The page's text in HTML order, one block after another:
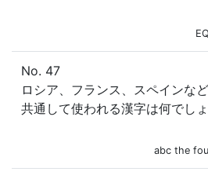
No. 47
ロシア、フランス、スペインな
共通して使われる漢字は何でし
abc the